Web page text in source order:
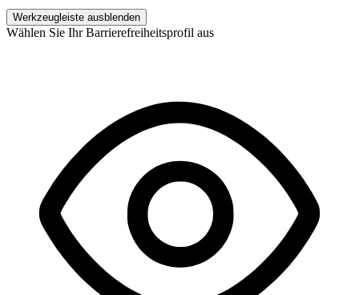
Werkzeugleiste ausblenden
Wählen Sie Ihr Barrierefreiheitsprofil aus